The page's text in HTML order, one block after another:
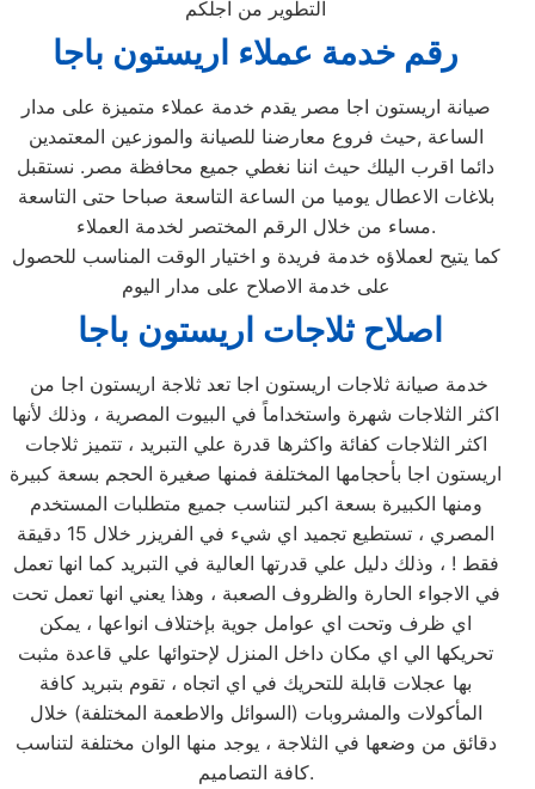
التطوير من اجلكم
رقم خدمة عملاء اريستون باجا
صيانة اريستون اجا مصر يقدم خدمة عملاء متميزة على مدار
الساعة ,حيث فروع معارضنا للصيانة والموزعين المعتمدين
دائما اقرب اليلك حيث اننا نغطي جميع محافظة مصر. نستقبل
بلاغات الاعطال يوميا من الساعة التاسعة صباحا حتى التاسعة
مساء من خلال الرقم المختصر لخدمة العملاء.
كما يتيح لعملاؤه خدمة فريدة و اختيار الوقت المناسب للحصول
على خدمة الاصلاح على مدار اليوم
اصلاح ثلاجات اريستون باجا
اكثر الثلاجات شهرة واستخداماً في البيوت المصرية ، وذلك لأنها
اكثر الثلاجات كفائة واكثرها قدرة علي التبريد ، تتميز ثلاجات
اريستون اجا بأحجامها المختلفة فمنها صغيرة الحجم بسعة كبيرة
ومنها الكبيرة بسعة اكبر لتناسب جميع متطلبات المستخدم
المصري ، تستطيع تجميد اي شيء في الفريزر خلال 15 دقيقة
فقط ! ، وذلك دليل علي قدرتها العالية في التبريد كما انها تعمل
في الاجواء الحارة والظروف الصعبة ، وهذا يعني انها تعمل تحت
اي ظرف وتحت اي عوامل جوية بإختلاف انواعها ، يمكن
تحريكها الي اي مكان داخل المنزل لإحتوائها علي قاعدة مثبت
بها عجلات قابلة للتحريك في اي اتجاه ، تقوم بتبريد كافة
المأكولات والمشروبات (السوائل والاطعمة المختلفة) خلال
دقائق من وضعها في الثلاجة ، يوجد منها الوان مختلفة لتناسب
كافة التصاميم.